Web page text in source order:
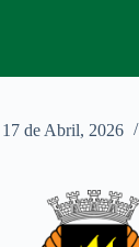
17 de Abril, 2026